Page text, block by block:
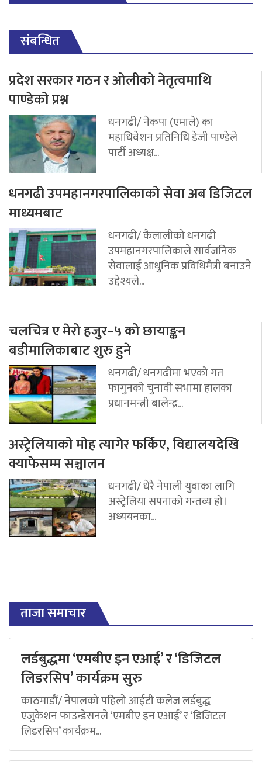
संबन्धित
प्रदेश सरकार गठन र ओलीको नेतृत्वमाथि
पाण्डेको प्रश्न
धनगढी/ नेकपा (एमाले) का
महाधिवेशन प्रतिनिधि डेजी पाण्डेले
पार्टी अध्यक्ष...
धनगढी उपमहानगरपालिकाको सेवा अब डिजिटल
माध्यमबाट
धनगढी/ कैलालीको धनगढी
उपमहानगरपालिकाले सार्वजनिक
सेवालाई आधुनिक प्रविधिमैत्री बनाउने
उद्देश्यले...
चलचित्र ए मेरो हजुर–५ को छायाङ्कन
बडीमालिकाबाट शुरु हुने
धनगढी/ धनगढीमा भएको गत
फागुनको चुनावी सभामा हालका
प्रधानमन्त्री बालेन्द्र...
अस्ट्रेलियाको मोह त्यागेर फर्किए, विद्यालयदेखि
क्याफेसम्म सञ्चालन
धनगढी/ धेरै नेपाली युवाका लागि
अस्ट्रेलिया सपनाको गन्तव्य हो।
अध्ययनका...
ताजा समाचार
लर्डबुद्धमा ‘एमबीए इन एआई’ र ‘डिजिटल
लिडरसिप’ कार्यक्रम सुरु
काठमाडौं/ नेपालको पहिलो आईटी कलेज लर्डबुद्ध
एजुकेशन फाउन्डेसनले ‘एमबीए इन एआई’ र ‘डिजिटल
लिडरसिप’ कार्यक्रम...